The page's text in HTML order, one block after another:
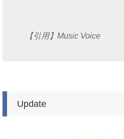
【引用】Music Voice
Update